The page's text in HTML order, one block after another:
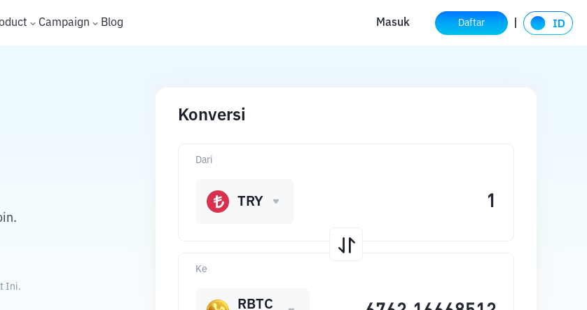
Campaign Blog Masuk Daftar
Ini.
Konversi
Ke
RBTC
Dari
TRY